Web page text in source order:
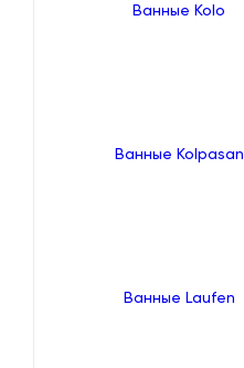
Ванные Kolo
Ванные Kolpasan
Ванные Laufen